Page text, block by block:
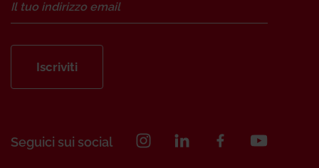
Iscriviti
Seguici sui social